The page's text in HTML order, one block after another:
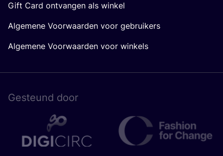
Gift Card ontvangen als winkel
Algemene Voorwaarden voor gebruikers
Algemene Voorwaarden voor winkels
Gesteund door